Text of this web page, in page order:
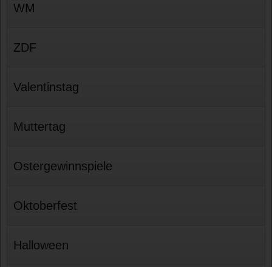
WM
ZDF
Valentinstag
Muttertag
Ostergewinnspiele
Oktoberfest
Halloween